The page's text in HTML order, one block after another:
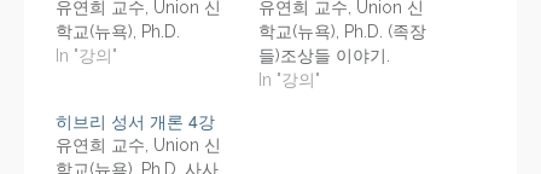
유연희 교수, Union 신
학교(뉴욕), Ph.D.
In "강의"
유연희 교수, Union 신
학교(뉴욕), Ph.D. (족장
들)조상들 이야기.
In "강의"
히브리 성서 개론 4강
유연희 교수, Union 신
학교(뉴욕), Ph.D. 사사